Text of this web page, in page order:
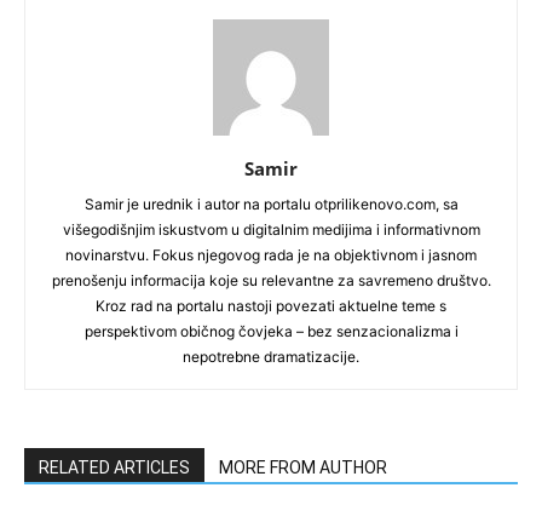
Samir
Samir je urednik i autor na portalu otprilikenovo.com, sa
višegodišnjim iskustvom u digitalnim medijima i informativnom
novinarstvu. Fokus njegovog rada je na objektivnom i jasnom
prenošenju informacija koje su relevantne za savremeno društvo.
Kroz rad na portalu nastoji povezati aktuelne teme s
perspektivom običnog čovjeka – bez senzacionalizma i
nepotrebne dramatizacije.
RELATED ARTICLES MORE FROM AUTHOR